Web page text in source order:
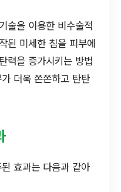
술을 이용한 비수술적
된 미세한 침을 피부에
력을 증가시키는 방법
더욱 쫀쫀하고 탄탄
효과는 다음과 같아